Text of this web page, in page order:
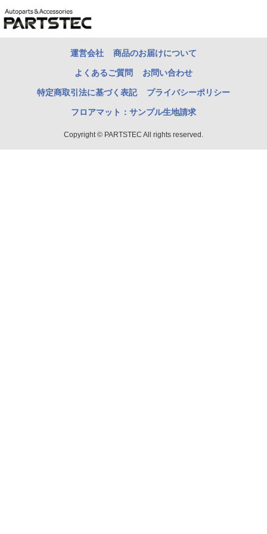
運営会社 商品のお届けについて
よくあるご質問 お問い合わせ
特定商取引法に基づく表記 プライバシーポリシー
フロアマット：サンプル生地請求
Copyright © PARTSTEC All rights reserved.